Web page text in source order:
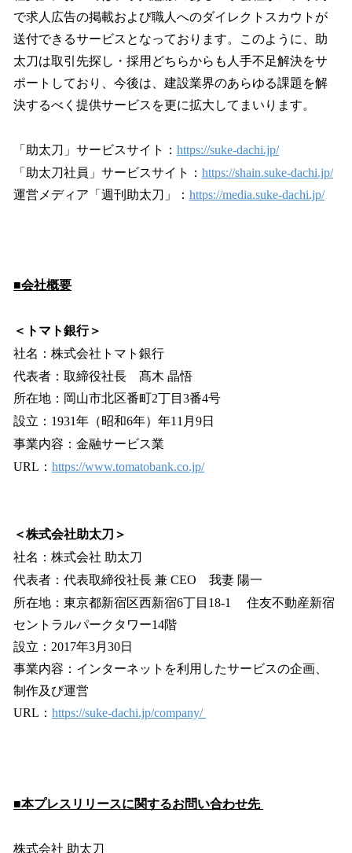
で求人広告の掲載および職人へのダイレクトスカウトが
送付できるサービスとなっております。このように、助
太刀は取引先探し・採用どちらからも人手不足解決をサ
ポートしており、今後は、建設業界のあらゆる課題を解
決するべく提供サービスを更に拡大してまいります。
「助太刀」サービスサイト： https://suke-dachi.jp/
「助太刀社員」サービスサイト： https://shain.suke-dachi.jp/
運営メディア「週刊助太刀」： https://media.suke-dachi.jp/
■会社概要
＜トマト銀行＞
社名：株式会社トマト銀行
代表者：取締役社長 髙木 晶悟
所在地：岡山市北区番町2丁目3番4号
設立：1931年（昭和6年）年11月9日
事業内容：金融サービス業
URL： https://www.tomatobank.co.jp/
＜株式会社助太刀＞
社名：株式会社 助太刀
代表者：代表取締役社長 兼 CEO 我妻 陽一
所在地：東京都新宿区西新宿6丁目18-1 住友不動産新宿
セントラルパークタワー14階
設立：2017年3月30日
事業内容：インターネットを利用したサービスの企画、
制作及び運営
URL： https://suke-dachi.jp/company/
■本プレスリリースに関するお問い合わせ先
株式会社 助太刀